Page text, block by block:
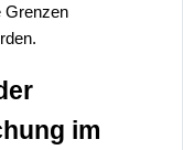
Grenzen
im